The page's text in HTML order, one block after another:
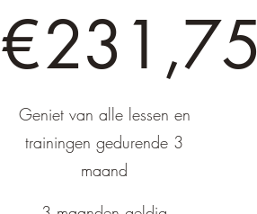
€231,75
Geniet van alle lessen en
trainingen gedurende 3
maand